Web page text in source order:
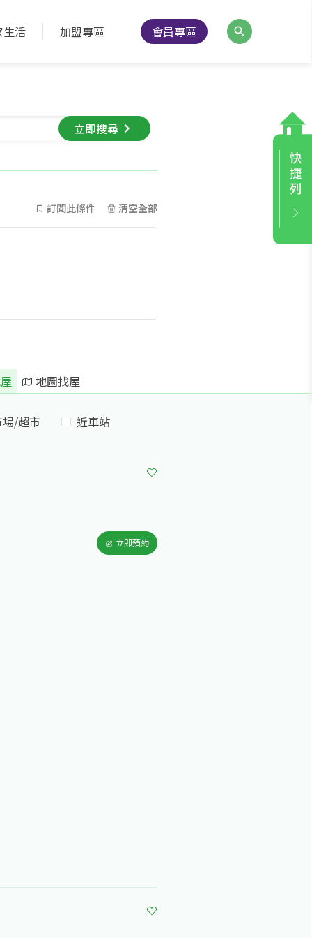
活 加盟專區 會員專區
立即搜尋
訂閱此條件 清空全部
地圖找屋
/超市 近車站
立即預約